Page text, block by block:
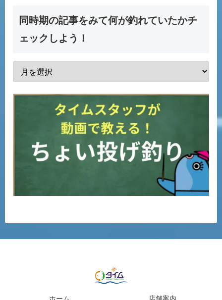
同時期の記事をみて何が釣れていたかチ
ェックしよう！
ホーム 店舗案内